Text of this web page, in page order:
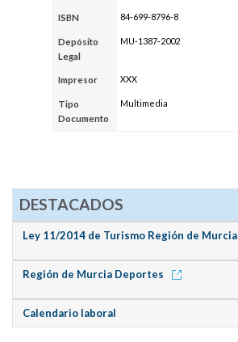
ISBN 84-699-8796-8
Depósito
Legal
MU-1387-2002
Impresor XXX
Tipo
Documento
Multimedia
DESTACADOS
Ley 11/2014 de Turismo Región de Murcia
Región de Murcia Deportes
Calendario laboral